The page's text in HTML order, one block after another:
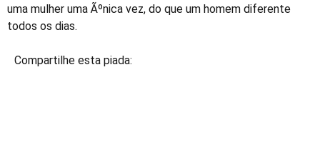
uma mulher uma Ãºnica vez, do que um homem diferente
todos os dias.
Compartilhe esta piada: